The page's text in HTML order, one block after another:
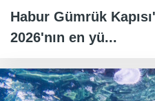
Habur Gümrük
2026'nın en yü...